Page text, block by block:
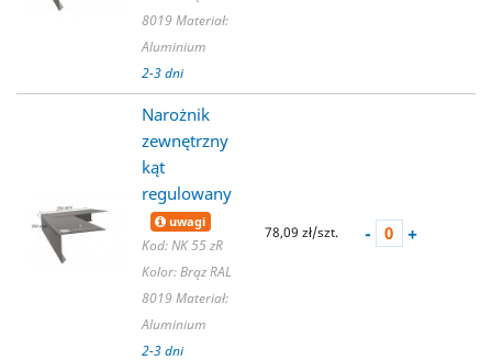
8019 Materiał:
Aluminium
2-3 dni
Narożnik
zewnętrzny
kąt
regulowany
uwagi
Kod: NK 55 zR
Kolor: Brąz RAL
8019 Materiał:
Aluminium
2-3 dni
78,09 zł/szt. - +